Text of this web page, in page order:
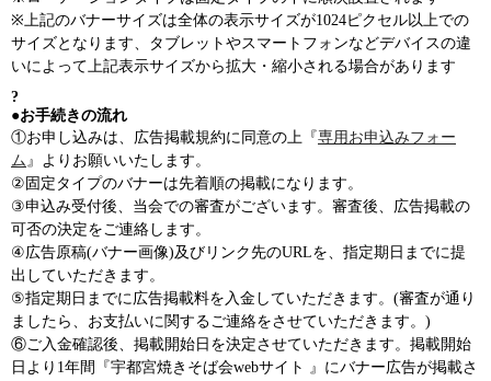
※上記のバナーサイズは全体の表示サイズが1024ピクセル以上での
サイズとなります、タブレットやスマートフォンなどデバイスの違
いによって上記表示サイズから拡大・縮小される場合があります
?
●お手続きの流れ
①お申し込みは、広告掲載規約に同意の上『専用お申込みフォー
ム』よりお願いいたします。
②固定タイプのバナーは先着順の掲載になります。
③申込み受付後、当会での審査がございます。審査後、広告掲載の
可否の決定をご連絡します。
④広告原稿(バナー画像)及びリンク先のURLを、指定期日までに提
出していただきます。
⑤指定期日までに広告掲載料を入金していただきます。(審査が通り
ましたら、お支払いに関するご連絡をさせていただきます。)
⑥ご入金確認後、掲載開始日を決定させていただきます。掲載開始
日より1年間『宇都宮焼きそば会webサイト 』にバナー広告が掲載さ